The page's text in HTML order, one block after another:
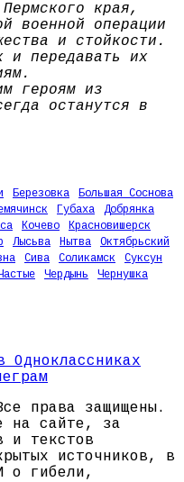
края,
военной операции
и стойкости.
и передавать их
героям из
останутся в
Березовка
Большая Соснова
Губаха
Добрянка
Кочево
Красновишерск
Лысьва Нытва
Октябрьский
Сива Соликамск
Суксун
Чердынь
Чернушка
права защищены.
на сайте, за
и текстов
источников, в
о гибели,